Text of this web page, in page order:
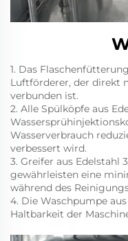
1. Das
Luftförderer, der direkt
verbunden ist.
2. Alle Spülköpfe aus
Wasserverbrauch
verbessert wird.
3. Greifer aus Edelstahl
gewährleisten eine
während des
4. Die Waschpumpe
Haltbarkeit der